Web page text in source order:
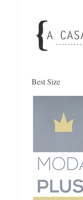
Best Size